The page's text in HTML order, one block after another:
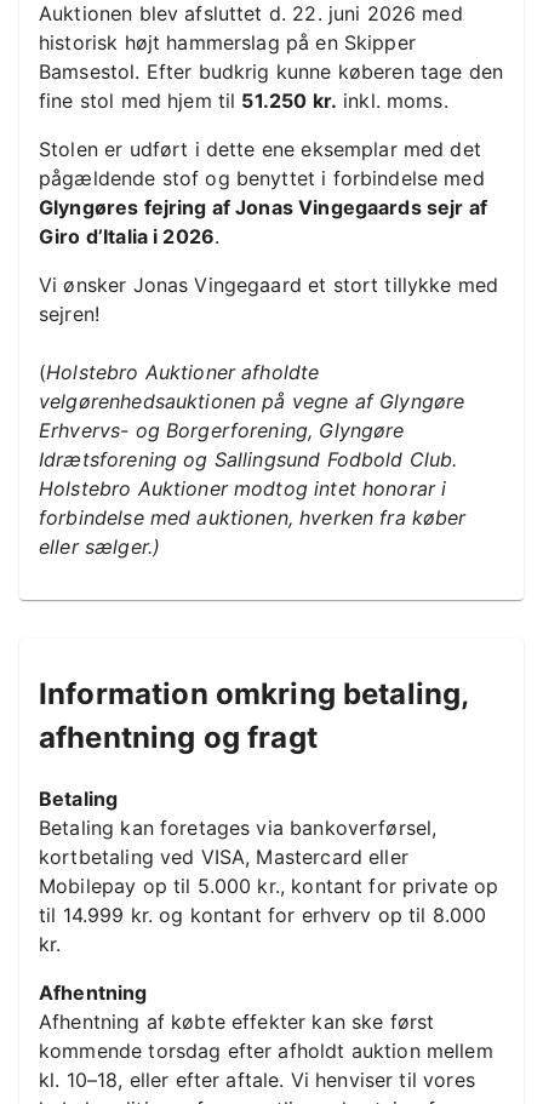
Auktionen blev afsluttet d. 22. juni 2026 med
historisk højt hammerslag på en Skipper
Bamsestol. Efter budkrig kunne køberen tage den
fine stol med hjem til 51.250 kr. inkl. moms.
Stolen er udført i dette ene eksemplar med det
pågældende stof og benyttet i forbindelse med
Glyngøres fejring af Jonas Vingegaards sejr af
Giro d’Italia i 2026.
Vi ønsker Jonas Vingegaard et stort tillykke med
sejren!
(Holstebro Auktioner afholdte
velgørenhedsauktionen på vegne af Glyngøre
Erhvervs- og Borgerforening, Glyngøre
Idrætsforening og Sallingsund Fodbold Club.
Holstebro Auktioner modtog intet honorar i
forbindelse med auktionen, hverken fra køber
eller sælger.)
Information omkring betaling,
afhentning og fragt
Betaling
Betaling kan foretages via bankoverførsel,
kortbetaling ved VISA, Mastercard eller
Mobilepay op til 5.000 kr., kontant for private op
til 14.999 kr. og kontant for erhverv op til 8.000
kr.
Afhentning
Afhentning af købte effekter kan ske først
kommende torsdag efter afholdt auktion mellem
kl. 10–18, eller efter aftale. Vi henviser til vores